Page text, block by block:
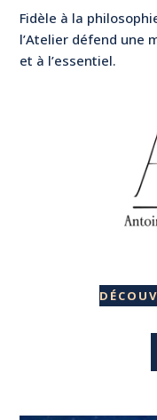
Fidèle à la
l’Atelier défend une
et à l’essentiel.